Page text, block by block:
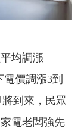
均調漲
價調漲3到
到來，民眾
電老闆強先